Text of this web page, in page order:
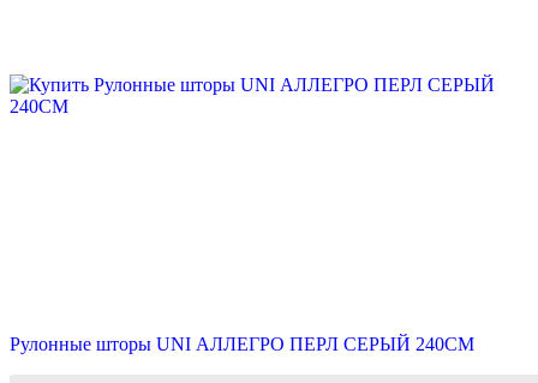
Рулонные шторы UNI АЛЛЕГРО ПЕРЛ СЕРЫЙ 240СМ